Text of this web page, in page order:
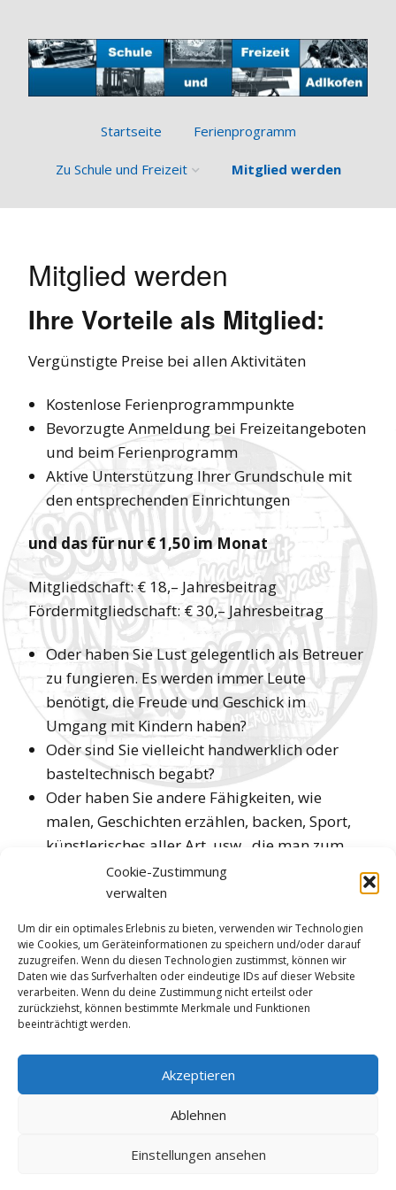
Cookie-Zustimmung
verwalten
Um dir ein optimales Erlebnis zu bieten, verwenden wir Technologien
wie Cookies, um Geräteinformationen zu speichern und/oder darauf
zuzugreifen. Wenn du diesen Technologien zustimmst, können wir
Daten wie das Surfverhalten oder eindeutige IDs auf dieser Website
verarbeiten. Wenn du deine Zustimmung nicht erteilst oder
zurückziehst, können bestimmte Merkmale und Funktionen
beeinträchtigt werden.
Akzeptieren
Ablehnen
Einstellungen ansehen
Startseite Ferienprogramm
Zu Schule und Freizeit
Über den Verein
Bisherige Leistungen
Mitglied werden
Mitglied werden
Ihre Vorteile als Mitglied:
Vergünstigte Preise bei allen Aktivitäten
Kostenlose Ferienprogrammpunkte
Bevorzugte Anmeldung bei Freizeitangeboten
und beim Ferienprogramm
Aktive Unterstützung Ihrer Grundschule mit
den entsprechenden Einrichtungen
und das für nur € 1,50 im Monat
Mitgliedschaft: € 18,– Jahresbeitrag
Fördermitgliedschaft: € 30,– Jahresbeitrag
Oder haben Sie Lust gelegentlich als Betreuer
zu fungieren. Es werden immer Leute
benötigt, die Freude und Geschick im
Umgang mit Kindern haben?
Oder sind Sie vielleicht handwerklich oder
basteltechnisch begabt?
Oder haben Sie andere Fähigkeiten, wie
malen, Geschichten erzählen, backen, Sport,
künstlerisches aller Art, usw., die man zum
Wohle der Kinder einsetzen kann?
herunterzuladen.
Impressum–Datenschutz
Schule und Freizeit Adlkofen e.V. ©2023